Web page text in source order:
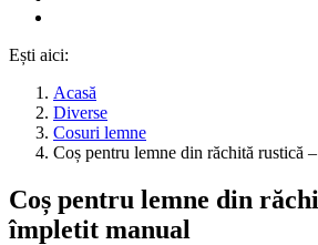
Ești aici:
Acasă
Diverse
Cosuri lemne
Coș pentru lemne din răchită rustică
Coș pentru lemne din
împletit manual